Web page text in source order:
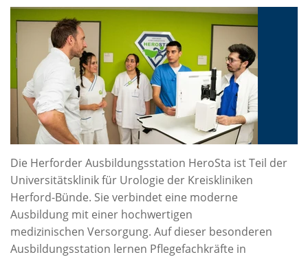
Die Herforder Ausbildungsstation HeroSta ist Teil der
Universitätsklinik für Urologie der Kreiskliniken
Herford-Bünde. Sie verbindet eine moderne
Ausbildung mit einer hochwertigen
medizinischen Versorgung. Auf dieser besonderen
Ausbildungsstation lernen Pflegefachkräfte in